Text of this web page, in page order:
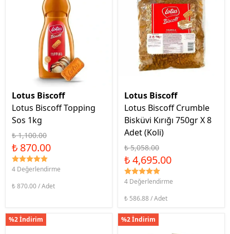
Lotus Biscoff
Lotus Biscoff Topping
Sos 1kg
₺ 1,100.00
₺ 870.00
4 Değerlendirme
₺ 870.00 / Adet
Lotus Biscoff
Lotus Biscoff Crumble
Bisküvi Kırığı 750gr X 8
Adet (Koli)
₺ 5,058.00
₺ 4,695.00
4 Değerlendirme
₺ 586.88 / Adet
%2 İndirim %2 İndirim